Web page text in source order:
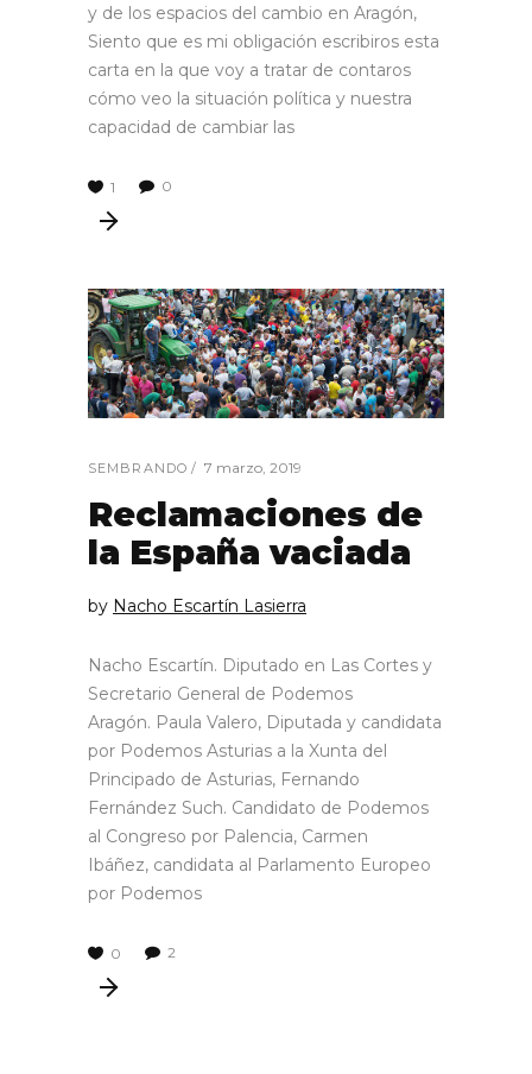
y de los espacios del cambio en Aragón,
Siento que es mi obligación escribiros esta
carta en la que voy a tratar de contaros
cómo veo la situación política y nuestra
capacidad de cambiar las
1 0
SEMBRANDO 7 marzo, 2019
Reclamaciones de
la España vaciada
by Nacho Escartín Lasierra
Nacho Escartín. Diputado en Las Cortes y
Secretario General de Podemos
Aragón. Paula Valero, Diputada y candidata
por Podemos Asturias a la Xunta del
Principado de Asturias, Fernando
Fernández Such. Candidato de Podemos
al Congreso por Palencia, Carmen
Ibáñez, candidata al Parlamento Europeo
por Podemos
0 2